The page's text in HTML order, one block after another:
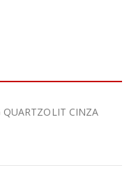
QUARTZOLIT CINZA